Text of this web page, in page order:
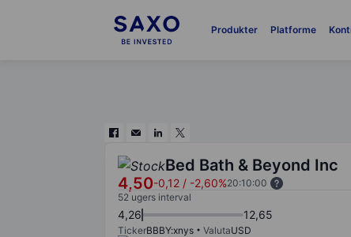
Produkter Platforme
Bed Bath & Beyond Inc
4,50-0,12 / -2,60%20:10:00
52 ugers interval
4,26 12,65
TickerBBBY:xnys ValutaUSD